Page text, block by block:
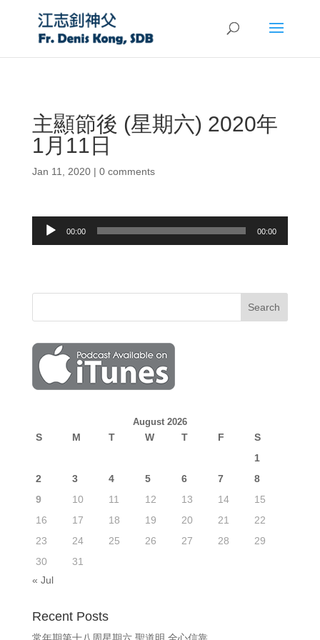
主顯節後 (星期六) 2020年
1月11日
Jan 11, 2020| 0 comments
Audio
00:00 00:00
August 2026
S M T W T F
S
1
2
3 4 5 6 7
8
9
10 11 12 13 14
15
16
17 18 19 20 21
22
23
24 25 26 27 28
29
30
31
« Jul
Recent Posts